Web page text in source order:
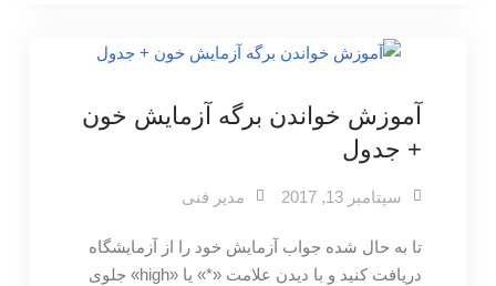
آموزش خواندن برگه آزمایش خون
+ جدول
سپتامبر 13, 2017 مدیر فنی
تا به حال شده جواب آزمایش خود را از آزمایشگاه
دریافت کنید و با دیدن علامت «*» یا «high» جلوی